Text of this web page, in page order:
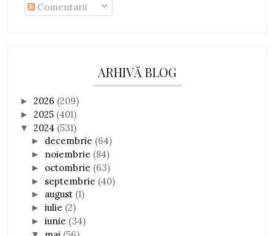
Comentarii
ARHIVĂ BLOG
►2026 (209)
►2025 (401)
▼2024 (531)
► decembrie (64)
► noiembrie (84)
► octombrie (63)
► septembrie (40)
► august (1)
►iulie (2)
►iunie (34)